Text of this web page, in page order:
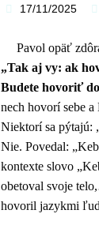
17/11/2025
Pavol opäť
„Tak aj vy: ak
Budete hovoriť
nech hovorí sebe a
Niektorí sa pýtajú:
Nie. Povedal:
kontexte slovo
obetoval svoje
hovoril jazykmi